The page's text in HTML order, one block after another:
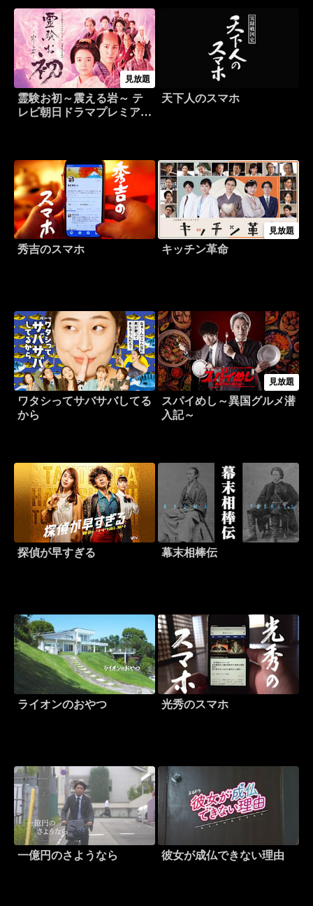
見放題
霊験お初～震える岩～ テ
レビ朝日ドラマプレミアム
天下人のスマホ
秀吉のスマホ
見放題
キッチン革命
ワタシってサバサバしてる
から
見放題
スパイめし～異国グルメ潜
入記～
探偵が早すぎる 幕末相棒伝
ライオンのおやつ 光秀のスマホ
一億円のさようなら 彼女が成仏できない理由